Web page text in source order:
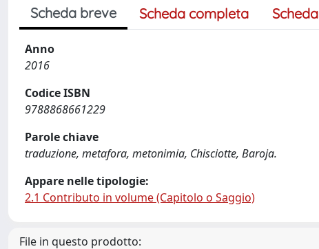
Scheda breve Scheda completa
Anno
2016
Codice ISBN
9788868661229
Parole chiave
traduzione, metafora, metonimia, Chisciotte, Baroja.
Appare nelle tipologie:
2.1 Contributo in volume (Capitolo o Saggio)
File in questo prodotto: